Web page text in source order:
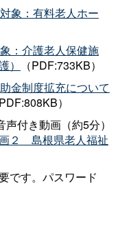
象：有料老人ホー
：介護老人保健施
）
（PDF:733KB）
金制度拡充について
PDF:808KB）
付き動画（約5分）
２＿島根県老人福祉
です。パスワード